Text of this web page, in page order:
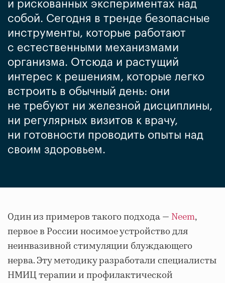
и рискованных экспериментах над
собой. Сегодня в тренде безопасные
инструменты, которые работают
с естественными механизмами
организма. Отсюда и растущий
интерес к решениям, которые легко
встроить в обычный день: они
не требуют ни железной дисциплины,
ни регулярных визитов к врачу,
ни готовности проводить опыты над
своим здоровьем.
Один из примеров такого подхода — Neem,
первое в России носимое устройство для
неинвазивной стимуляции блуждающего
нерва. Эту методику разработали специалисты
НМИЦ терапии и профилактической